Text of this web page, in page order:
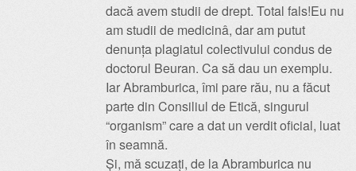
dacă avem studii de drept. Total fals!Eu nu
am studii de medicinâ, dar am putut
denunța plagiatul colectivului condus de
doctorul Beuran. Ca să dau un exemplu.
Iar Abramburica, îmi pare rău, nu a făcut
parte din Consiliul de Etică, singurul
“organism” care a dat un verdit oficial, luat
în seamnă.
Și, mă scuzați, de la Abramburica nu